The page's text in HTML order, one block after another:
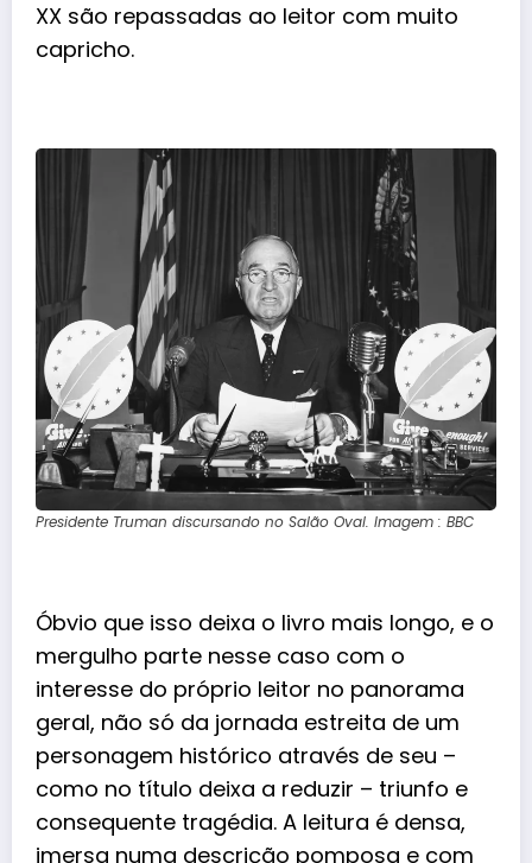
XX são repassadas ao leitor com muito
capricho.
Presidente Truman discursando no Salão Oval. Imagem : BBC
Óbvio que isso deixa o livro mais longo, e o
mergulho parte nesse caso com o
interesse do próprio leitor no panorama
geral, não só da jornada estreita de um
personagem histórico através de seu –
como no título deixa a reduzir – triunfo e
consequente tragédia. A leitura é densa,
imersa numa descrição pomposa e com